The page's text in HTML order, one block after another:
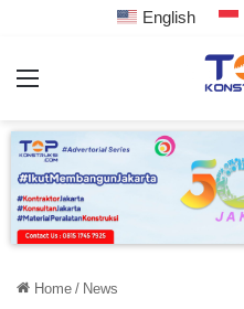
English
Home / News